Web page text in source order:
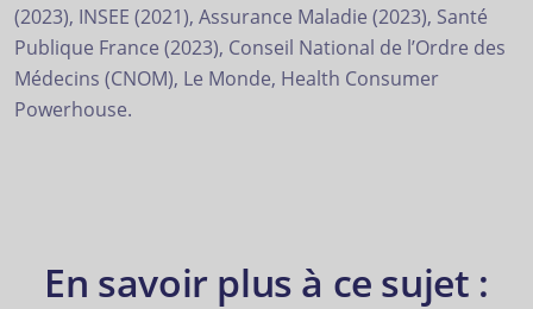
(2023), INSEE (2021), Assurance Maladie (2023), Santé
Publique France (2023), Conseil National de l’Ordre des
Médecins (CNOM), Le Monde, Health Consumer
Powerhouse.
En savoir plus à ce sujet :